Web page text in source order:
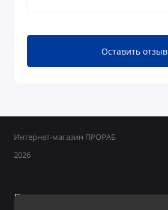
Оставить отзыв
Интернет-магазин ПРОРАБ
2026
Поддержка